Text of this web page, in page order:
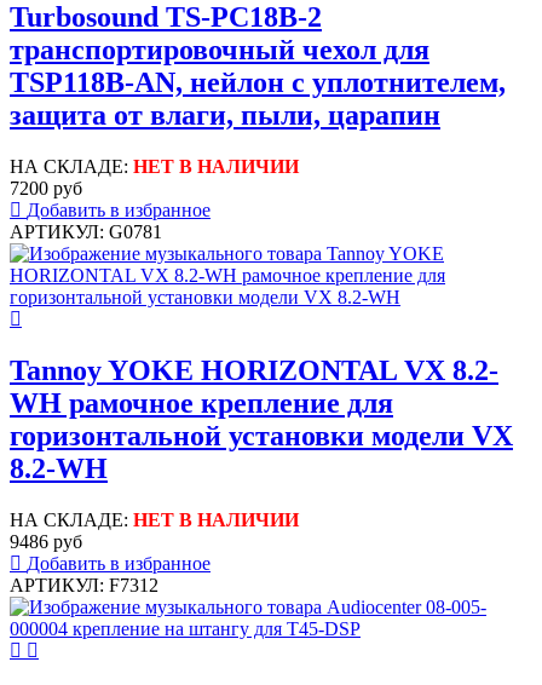
Turbosound TS-PC18B-2
транспортировочный чехол для
TSP118B-AN, нейлон с уплотнителем,
защита от влаги, пыли, царапин
НА СКЛАДЕ: НЕТ В НАЛИЧИИ
7200 руб
Добавить в избранное
АРТИКУЛ: G0781
Tannoy YOKE HORIZONTAL VX 8.2-
WH рамочное крепление для
горизонтальной установки модели VX
8.2-WH
НА СКЛАДЕ: НЕТ В НАЛИЧИИ
9486 руб
Добавить в избранное
АРТИКУЛ: F7312